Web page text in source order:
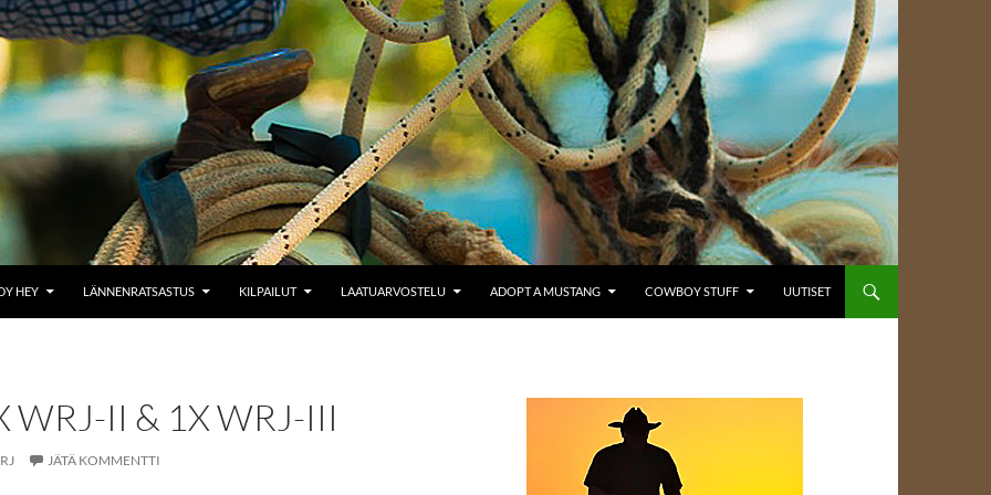
HEY LÄNNENRATSASTUS KILPAILUT LAATUARVOSTELU ADOPT A MUSTANG COWBOY STUFF UUTISET
WRJ-II & 1X WRJ-III
JÄTÄ KOMMENTTI